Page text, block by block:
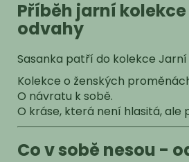
Příběh jarní
odvahy
Sasanka patří do kolekce Jarní
Kolekce o ženských
O návratu k sobě.
O kráse, která není hlasitá, ale
Co v sobě nesou -